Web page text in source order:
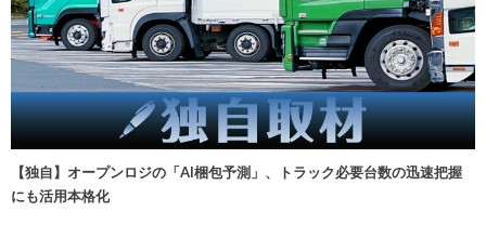
【独自】オープンロジの「AI梱包予測」、トラック必要台数の迅速把握
にも活用本格化